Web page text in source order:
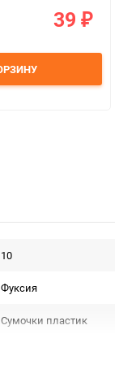
39 ₽
10
Фуксия
Сумочки пластик